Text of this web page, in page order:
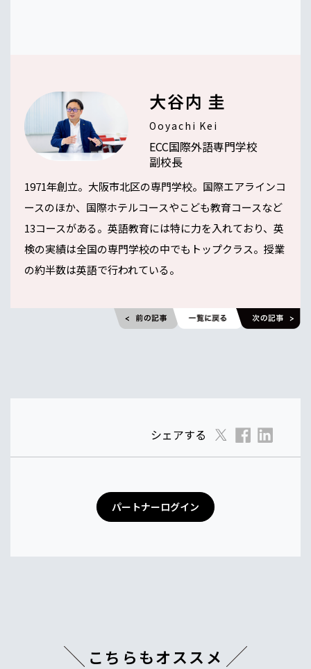
大谷内 圭
Ooyachi Kei
ECC国際外語専門学校
副校長
1971年創立。大阪市北区の専門学校。国際エアラインコ
ースのほか、国際ホテルコースやこども教育コースなど
13コースがある。英語教育には特に力を入れており、英
検の実績は全国の専門学校の中でもトップクラス。授業
の約半数は英語で行われている。
シェアする
パートナーログイン
こちらもオススメ